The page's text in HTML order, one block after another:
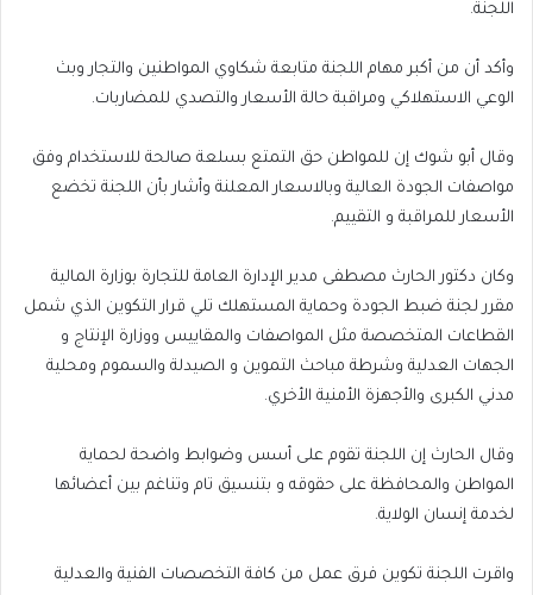
اللجنة.
وأكد أن من أكبر مهام اللجنة متابعة شكاوي المواطنين والتجار وبث
الوعي الاستهلاكي ومراقبة حالة الأسعار والتصدي للمضاربات.
وقال أبو شوك إن للمواطن حق التمتع بسلعة صالحة للاستخدام وفق
مواصفات الجودة العالية وبالاسعار المعلنة وأشار بأن اللجنة تخضع
الأسعار للمراقبة و التقييم.
وكان دكتور الحارث مصطفى مدير الإدارة العامة للتجارة بوزارة المالية
مقرر لجنة ضبط الجودة وحماية المستهلك تلي قرار التكوين الذي شمل
القطاعات المتخصصة مثل المواصفات والمقاييس ووزارة الإنتاج و
الجهات العدلية وشرطة مباحث التموين و الصيدلة والسموم ومحلية
مدني الكبرى والأجهزة الأمنية الأخري.
وقال الحارث إن اللجنة تقوم على أسس وضوابط واضحة لحماية
المواطن والمحافظة على حقوقه و بتنسيق تام وتناغم بين أعضائها
لخدمة إنسان الولاية.
واقرت اللجنة تكوين فرق عمل من كافة التخصصات الفنية والعدلية